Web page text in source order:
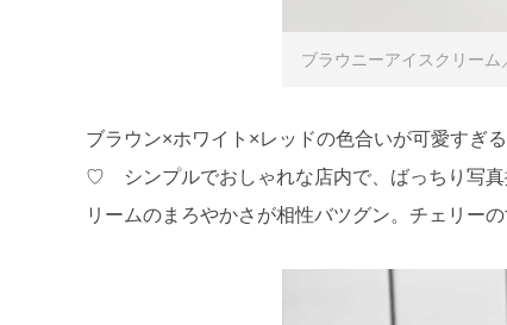
ブラウニーアイスクリー
ブラウン×ホワイト×レッドの色合いが可愛す
♡ シンプルでおしゃれな店内で、ばっちり写
リームのまろやかさが相性バツグン。チェリー